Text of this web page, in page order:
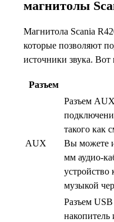
магнитолы
Магнитола Scania
которые позволяют
источники звука. Вот
Разъем
AUX
Разъем
такого как
Вы можете
мм аудио-
устройство
музыкой
Разъем
накопитель